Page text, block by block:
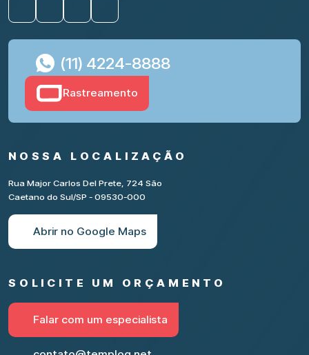
(11) 4224-8888
Rastreamento
NOSSA LOCALIZAÇÃO
Rua Major Carlos Del Prete, 724 São
Caetano do Sul/SP - 09530-000
Abrir no Google Maps
SOLICITE UM ORÇAMENTO
Falar com um especialista